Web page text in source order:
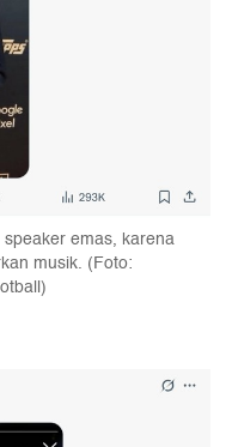
emas, karena
musik. (Foto: